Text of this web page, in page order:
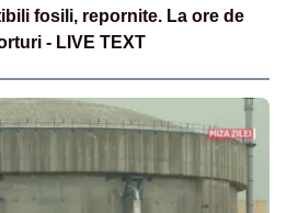
fosili, repornite. La ore de
- LIVE TEXT